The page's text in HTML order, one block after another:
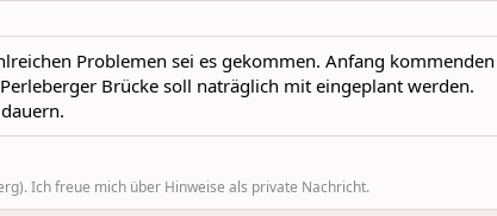
Problemen sei es gekommen. Anfang kommenden
Brücke soll naträglich mit eingeplant werden.
Ich freue mich über Hinweise als private Nachricht.